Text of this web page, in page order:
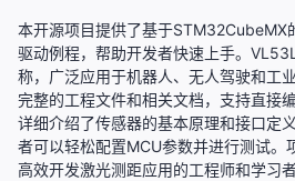
本开源项目提供了基于STM32CubeMX
驱动例程，帮助开发者快速上手。
称，广泛应用于机器人、无人驾驶和工
完整的工程文件和相关文档，支持直接
详细介绍了传感器的基本原理和接口定
者可以轻松配置MCU参数并进行测试。
高效开发激光测距应用的工程师和学习者